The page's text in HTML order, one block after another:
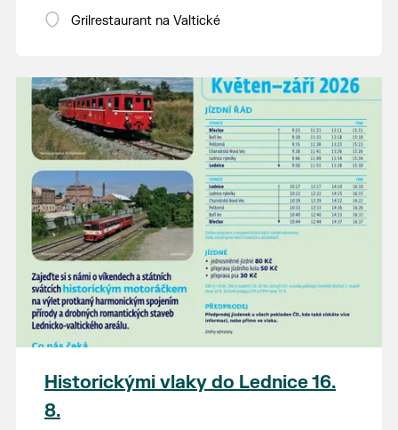
Grilrestaurant na Valtické
Historickými vlaky do Lednice 16.
8.